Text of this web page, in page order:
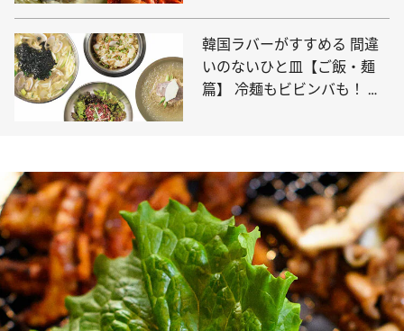
韓国ラバーがすすめる 間違
いのないひと皿【ご飯・麺
篇】 冷麺もビビンバも！ 大